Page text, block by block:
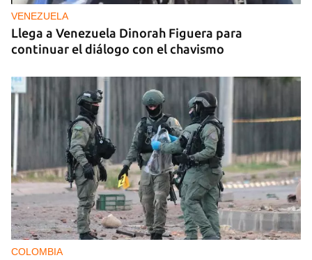
VENEZUELA
Llega a Venezuela Dinorah Figuera para
continuar el diálogo con el chavismo
COLOMBIA